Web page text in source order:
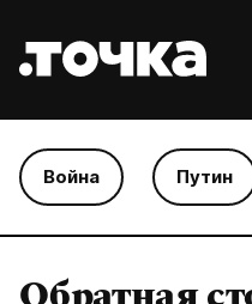
Война Путин